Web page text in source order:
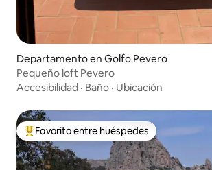
Departamento en Golfo Pevero
Pequeño loft Pevero
Accesibilidad · Baño · Ubicación
De los mejores en Favorito entre huéspedes
Favorito entre huéspedes